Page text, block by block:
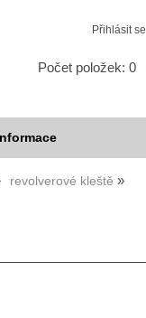
Přihlásit se
Počet položek: 0
revolverové kleště